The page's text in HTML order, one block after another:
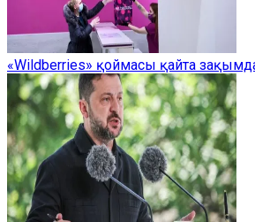
«Wildberries» қоймасы қайта